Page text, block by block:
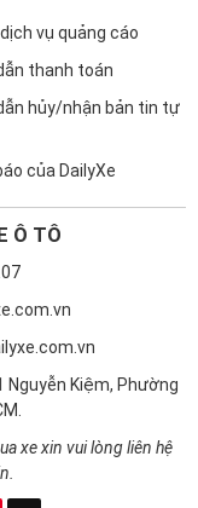
vụ quảng cáo
thanh toán
hủy/nhận bản tin tự
của DailyXe
Ô TÔ
Nguyễn Kiệm, Phường
xe xin vui lòng liên hệ